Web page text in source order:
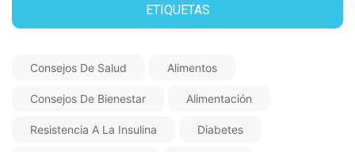
ETIQUETAS
Consejos De Salud Alimentos
Consejos De Bienestar Alimentación
Resistencia A La Insulina Diabetes